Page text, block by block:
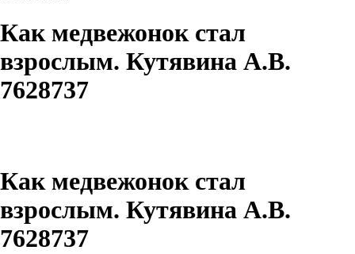
Как медвежонок стал
взрослым. Кутявина А.В.
7628737
Как медвежонок стал
взрослым. Кутявина А.В.
7628737